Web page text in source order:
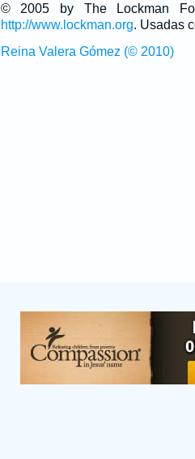
© 2005 by The Lockman
http://www.lockman.org. Usadas
Reina Valera Gómez (© 2010)